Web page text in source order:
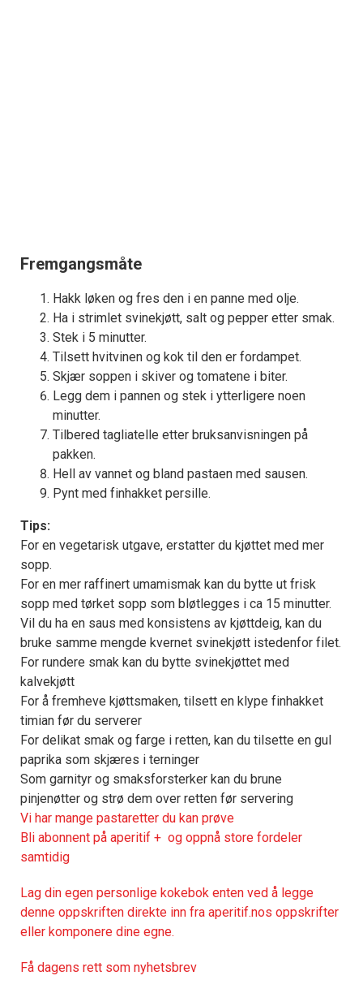
Fremgangsmåte
Hakk løken og fres den i en panne med olje.
Ha i strimlet svinekjøtt, salt og pepper etter smak.
Stek i 5 minutter.
Tilsett hvitvinen og kok til den er fordampet.
Skjær soppen i skiver og tomatene i biter.
Legg dem i pannen og stek i ytterligere noen
minutter.
Tilbered tagliatelle etter bruksanvisningen på
pakken.
Hell av vannet og bland pastaen med sausen.
Pynt med finhakket persille.
Tips:
For en vegetarisk utgave, erstatter du kjøttet med mer
sopp.
For en mer raffinert umamismak kan du bytte ut frisk
sopp med tørket sopp som bløtlegges i ca 15 minutter.
Vil du ha en saus med konsistens av kjøttdeig, kan du
bruke samme mengde kvernet svinekjøtt istedenfor filet.
For rundere smak kan du bytte svinekjøttet med
kalvekjøtt
For å fremheve kjøttsmaken, tilsett en klype finhakket
timian før du serverer
For delikat smak og farge i retten, kan du tilsette en gul
paprika som skjæres i terninger
Som garnityr og smaksforsterker kan du brune
pinjenøtter og strø dem over retten før servering
Vi har mange pastaretter du kan prøve
Bli abonnent på aperitif + og oppnå store fordeler
samtidig
Lag din egen personlige kokebok enten ved å legge
denne oppskriften direkte inn fra aperitif.nos oppskrifter
eller komponere dine egne.
Få dagens rett som nyhetsbrev